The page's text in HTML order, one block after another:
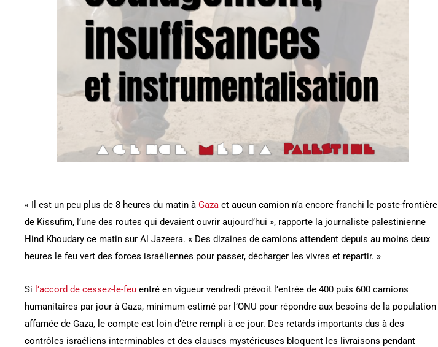
« Il est un peu plus de 8 heures du matin à Gaza et aucun camion n’a encore franchi le poste-frontière
de Kissufim, l’une des routes qui devaient ouvrir aujourd’hui », rapporte la journaliste palestinienne
Hind Khoudary ce matin sur Al Jazeera. « Des dizaines de camions attendent depuis au moins deux
heures le feu vert des forces israéliennes pour passer, décharger les vivres et repartir. »
Si l’accord de cessez-le-feu entré en vigueur vendredi prévoit l’entrée de 400 puis 600 camions
humanitaires par jour à Gaza, minimum estimé par l’ONU pour répondre aux besoins de la population
affamée de Gaza, le compte est loin d’être rempli à ce jour. Des retards importants dus à des
contrôles israéliens interminables et des clauses mystérieuses bloquent les livraisons pendant